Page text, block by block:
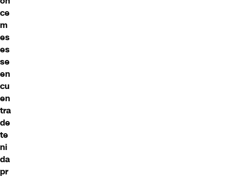
ce
m
es
es
se
en
cu
en
tra
de
te
ni
da
pr